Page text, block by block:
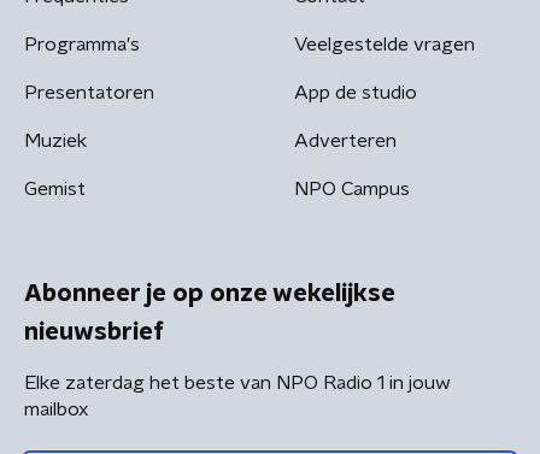
Programma's
Presentatoren
Muziek
Gemist
Veelgestelde vragen
App de studio
Adverteren
NPO Campus
Abonneer je op onze wekelijkse
nieuwsbrief
Elke zaterdag het beste van NPO Radio 1 in jouw
mailbox